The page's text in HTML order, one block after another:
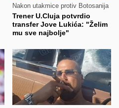
Nakon utakmice protiv Botosanija
Trener U.Cluja potvrdio
transfer Jove Lukića: "Želim
mu sve najbolje"